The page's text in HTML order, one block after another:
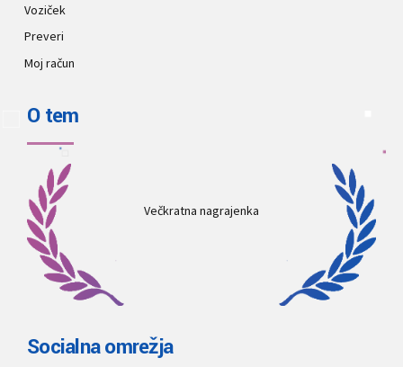
Voziček
Preveri
Moj račun
O tem
Večkratna nagrajenka
Socialna omrežja